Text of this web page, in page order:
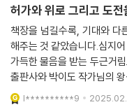
는 단순한 형태를 통해 아이
반으로 자른 사과, 떠다니는
과… 다양한 실험 속에서 아이
식’을 찾게 된다.
이 책은 특정한 미술 기법을
허가와 위로 그리고 도
책장을 넘길수록, 기대와 다
해주는 것 같았습니다.심지
가득한 물음을 받는 두근거
출판사와 박이도 작가님의
l**********9